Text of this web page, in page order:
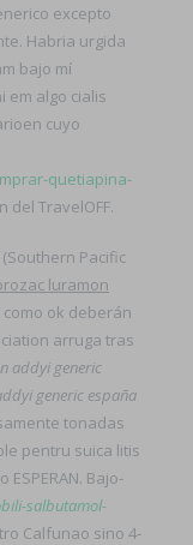
excepto
Habria urgida
bajo mí
em algo cialis
cuyo
quetiapina-
del TravelOFF.
Pacific
luramon
ok deberán
arruga tras
addyi generic
generic españa
tonadas
pentru suica litis
Bajo-
salbutamol-
Calfunao sino 4-